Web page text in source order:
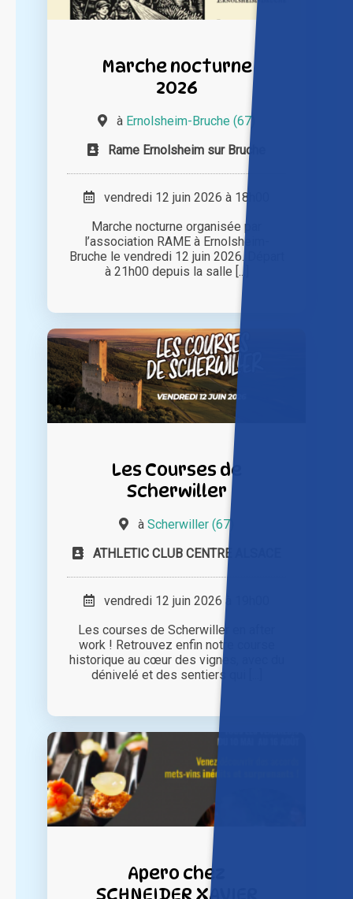
Marche nocturne
2026
à Ernolsheim-Bruche (67)
Rame Ernolsheim sur Bruche
vendredi 12 juin 2026 à 18h00
Marche nocturne organisée par
l’association RAME à Ernolsheim-
Bruche le vendredi 12 juin 2026. Départ
à 21h00 depuis la salle [...]
Les Courses de
Scherwiller
à Scherwiller (67)
ATHLETIC CLUB CENTRE ALSACE
vendredi 12 juin 2026 à 19h00
Les courses de Scherwiller en after
work ! Retrouvez enfin notre course
historique au cœur des vignes, avec du
dénivelé et des sentiers qui [...]
Apero chez
SCHNEIDER XAVIER